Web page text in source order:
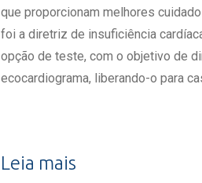
que proporcionam melhores
foi a diretriz de insuficiência
opção de teste, com o objetivo de
ecocardiograma, liberando-o para
Leia mais